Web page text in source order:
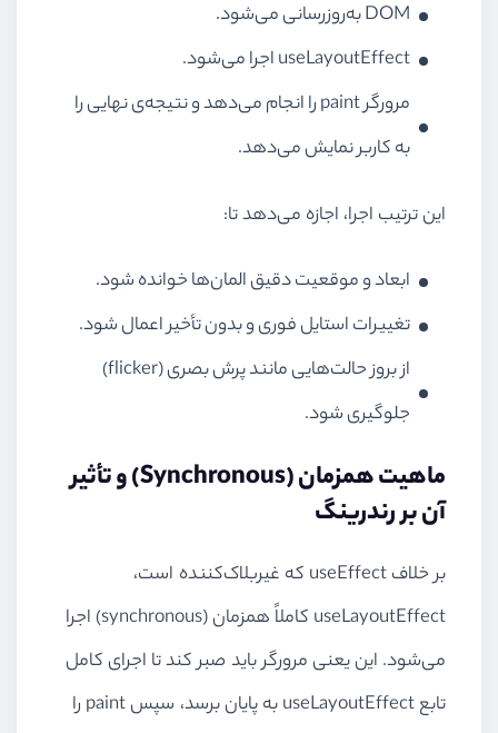
DOM به‌روزرسانی می‌شود.
useLayoutEffect اجرا می‌شود.
مرورگر paint را انجام می‌دهد و نتیجه‌ی نهایی را
به کاربر نمایش می‌دهد.
این ترتیب اجرا، اجازه می‌دهد تا:
ابعاد و موقعیت دقیق المان‌ها خوانده شود.
تغییرات استایل فوری و بدون تأخیر اعمال شود.
از بروز حالت‌هایی مانند پرش بصری (flicker)
جلوگیری شود.
ماهیت همزمان (Synchronous) و تأثیر
آن بر رندرینگ
بر خلاف useEffect که غیربلاک‌کننده است،
useLayoutEffect کاملاً همزمان (synchronous) اجرا
می‌شود. این یعنی مرورگر باید صبر کند تا اجرای کامل
تابع useLayoutEffect به پایان برسد، سپس paint را